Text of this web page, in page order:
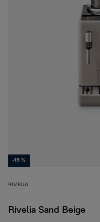
-15 %
RIVELIA
Rivelia Sand Beige